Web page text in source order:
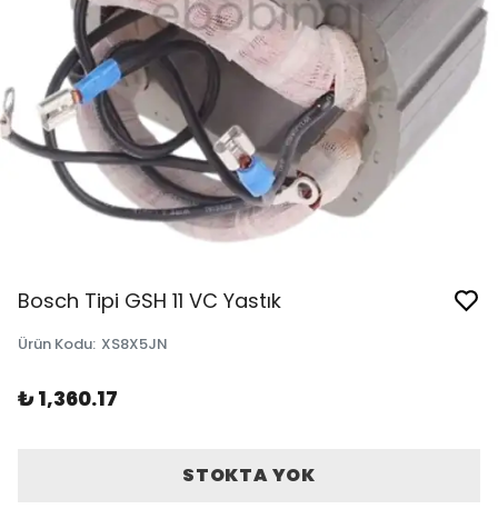
Bosch Tipi GSH 11 VC Yastık
Ürün Kodu: XS8X5JN
₺ 1,360.17
STOKTA YOK